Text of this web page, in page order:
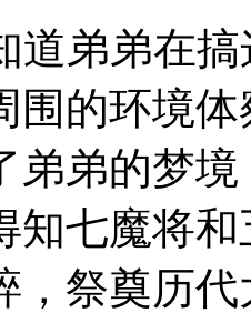
弟弟在搞
围的环境
弟弟的梦
知七魔将
，祭奠历